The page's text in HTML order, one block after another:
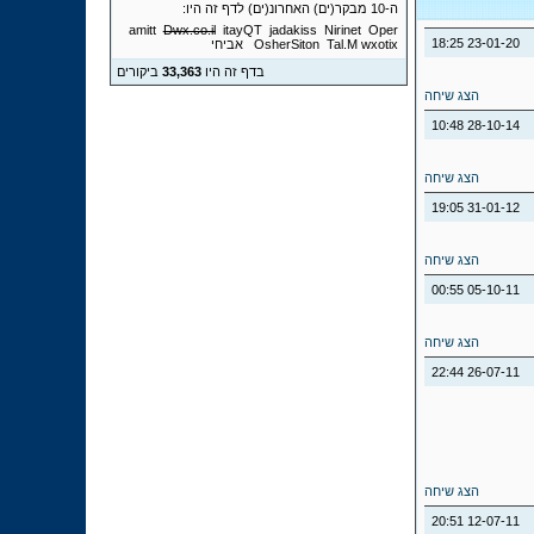
23-01-20
18:25
הצג שיחה
28-10-14
10:48
הצג שיחה
31-01-12
19:05
הצג שיחה
05-10-11
00:55
הצג שיחה
26-07-11
22:44
הצג שיחה
12-07-11
20:51
ה-10 מבקר(ים) האחרונ(ים) לדף זה היו:
amitt Dwx.co.il itayQT jadakiss Nirinet Oper
OsherSiton Tal.M wxotix
אביחי
בדף זה היו33,363 ביקורים